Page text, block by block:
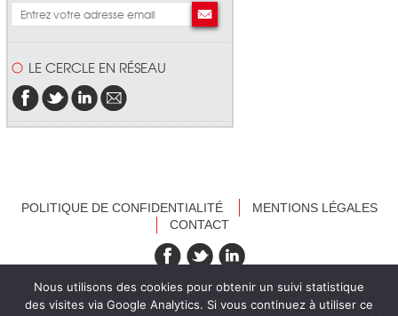
LE CERCLE EN RÉSEAU
POLITIQUE DE CONFIDENTIALITÉ
MENTIONS LÉGALES
CONTACT
recevez nos newsletters
Nous utilisons des cookies pour obtenir un suivi statistique
des visites via Google Analytics. Si vous continuez à utiliser ce